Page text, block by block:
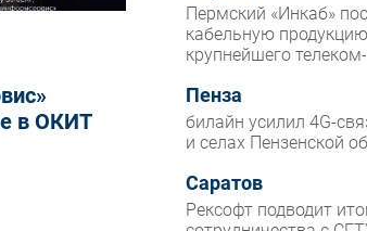
в ОКИТ
Пермский «Инкаб»
кабельную
крупнейшего
Пенза
билайн усилил 4G-
и селах Пензенской
Саратов
Рексофт подводит